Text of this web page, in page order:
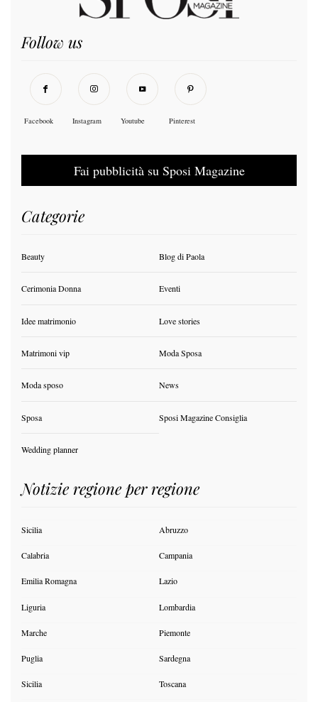
Follow us
Facebook Instagram Youtube Pinterest
Fai pubblicità su Sposi Magazine
Categorie
Beauty Blog di Paola
Cerimonia Donna Eventi
Idee matrimonio Love stories
Matrimoni vip Moda Sposa
Moda sposo News
Sposa Sposi Magazine Consiglia
Wedding planner
Notizie regione per regione
Sicilia Abruzzo
Calabria Campania
Emilia Romagna Lazio
Liguria Lombardia
Marche Piemonte
Puglia Sardegna
Sicilia Toscana